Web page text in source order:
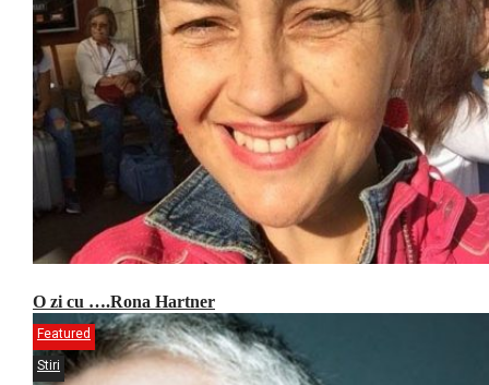
O zi cu ….Rona Hartner
Featured
Stiri